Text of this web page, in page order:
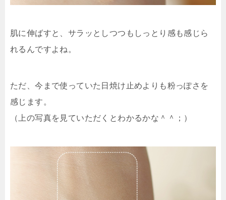
肌に伸ばすと、サラッとしつつもしっとり感も感じら
れるんですよね。
ただ、今まで使っていた日焼け止めよりも粉っぽさを
感じます 。
（上の写真を見ていただくとわかるかな＾＾；）